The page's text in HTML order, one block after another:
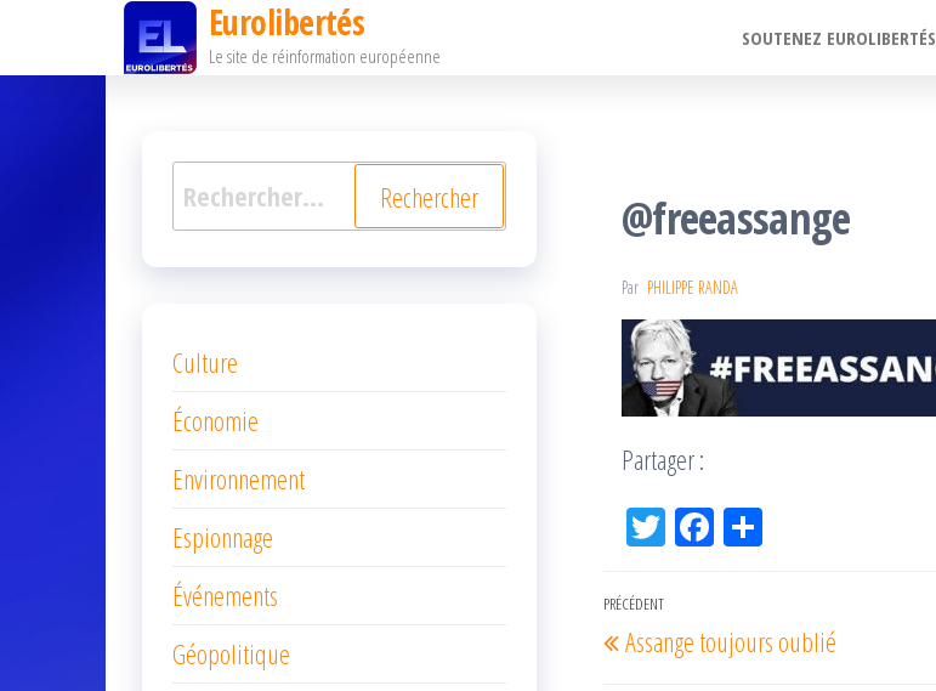
ce
Eurolibertés
Le site de réinformation européenne
SOUTENEZ EUROLIBERTÉS
@freeassange
Par PHILIPPE RANDA
Partager :
Tw Fac
k r
Navigation
de
Article
précédent
PRÉCÉDENT
Assange toujours oublié
Rechercher :
Culture
Économie
Environnement
Espionnage
Événements
Géopolitique